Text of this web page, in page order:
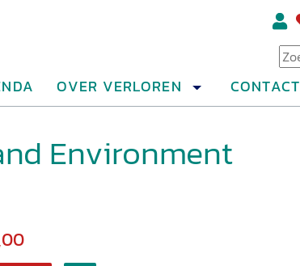
OVER VERLOREN CONTACT
Environment